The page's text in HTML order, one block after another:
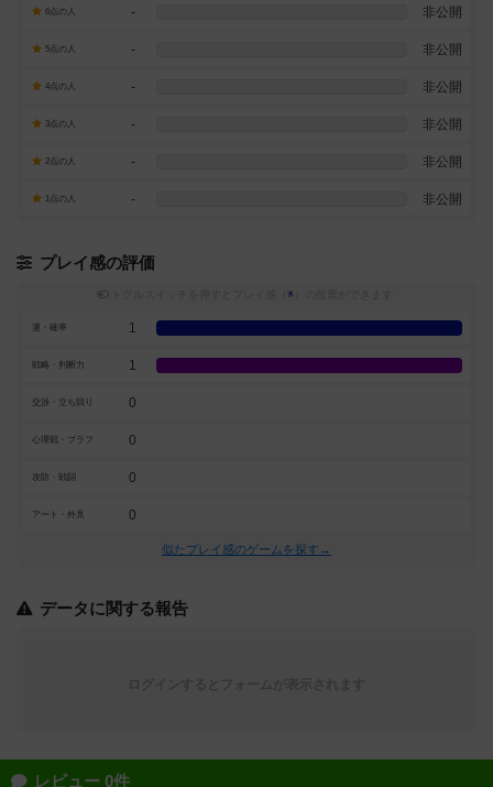
6点の人 - 非公開
5点の人 - 非公開
4点の人 - 非公開
3点の人 - 非公開
2点の人 - 非公開
1点の人 - 非公開
プレイ感の評価
※
運・確率 1
戦略・判断力 1
交渉・立ち回り 0
心理戦・ブラフ 0
攻防・戦闘 0
アート・外見 0
似たプレイ感のゲームを探す→
データに関する報告
レビュー 0件